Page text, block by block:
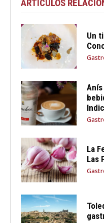
ARTÍCULOS
Un
La
Las